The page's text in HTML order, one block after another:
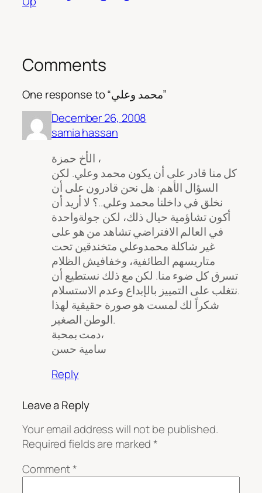
Comments
One response to “محمد وعلي”
December 26, 2008
samia hassan
الأخ حمزة ،
كل منا قادر على أن يكون محمد وعلي. لكن
السؤال الأهم: هل نحن قادرون على أن
نخلق في داخلنا محمد وعلي..؟ لا أريد أن
أكون تشاؤمية حيال ذلك، لكن جولةواحدة
في العالم الافتراضي تشاهد من هو على
غير شاكلة محمدوعلي متخندقين تحت
متاريسهم الطائفية، وخفافيش الظلام
تسرق كل ضوء منا. لكن مع ذلك نستطيع أن
نتغلب على التمييز بالإبداع وعدم الاستسلام.
شكراً لك لمست هو صورة حقيقية لهذا
الوطن الصغير.
دمت بمحبة،
سامية حسن
Reply
Leave a Reply
Your email address will not be published.
Required fields are marked*
Comment*